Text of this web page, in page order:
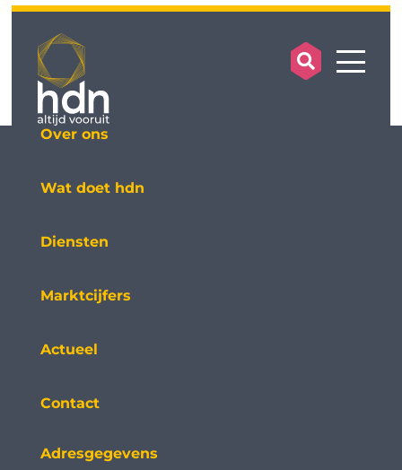
search
Over ons
Wat doet hdn
Diensten
Marktcijfers
Actueel
Contact
Adresgegevens